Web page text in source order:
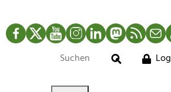
Facebook
TwitterYouTubeInstagram
LinkedInMastodon
RSS-
Suche